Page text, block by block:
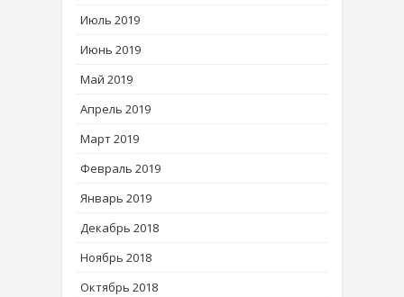
Июль 2019
Июнь 2019
Май 2019
Апрель 2019
Март 2019
Февраль 2019
Январь 2019
Декабрь 2018
Ноябрь 2018
Октябрь 2018